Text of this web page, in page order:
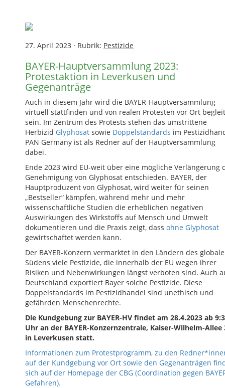
27. April 2023 · Rubrik: Pestizide
BAYER-Hauptversammlung 2023:
Protestaktion in Leverkusen und
Gegenanträge
Auch in diesem Jahr wird die BAYER-Hauptversammlung
virtuell stattfinden und von realen Protesten vor Ort
sein. Im Zentrum des Protests stehen das umstrittene
Herbizid Glyphosat sowie Doppelstandards im
PAN Germany ist als Redner auf der Hauptversammlung
dabei.
Ende 2023 wird EU-weit über eine mögliche Verlängerung
Genehmigung von Glyphosat entschieden. BAYER, der
Hauptproduzent von Glyphosat, wird weiter für seinen
„Bestseller“ kämpfen, während mehr und mehr
wissenschaftliche Studien die erheblichen negativen
Auswirkungen des Wirkstoffs auf Mensch und Umwelt
dokumentieren und die Praxis zeigt, dass ohne Glyphosat
gewirtschaftet werden kann.
Der BAYER-Konzern vermarktet in den Ländern des
Südens viele Pestizide, die innerhalb der EU wegen ihrer
Risiken und Nebenwirkungen längst verboten sind. Auch
Deutschland exportiert Bayer solche Pestizide. Diese
Doppelstandards im Pestizidhandel sind unethisch und
gefährden Menschenrechte.
Die Kundgebung zur BAYER-HV findet am 28.4.2023 ab
Uhr an der BAYER-Konzernzentrale, Kaiser-Wilhelm-Allee
in Leverkusen statt.
Informationen zum Protestprogramm, zu den
auf der Kundgebung vor Ort sowie den Gegenanträgen
sich auf der Homepage der CBG (Coordination gegen
Gefahren).